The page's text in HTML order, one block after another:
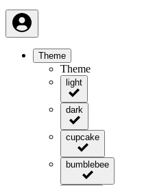
Theme
Theme
light
dark
cupcake
bumblebee